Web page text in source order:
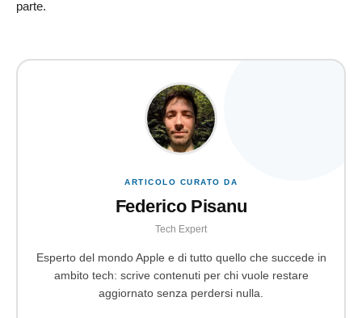
parte.
ARTICOLO CURATO DA
Federico Pisanu
Tech Expert
Esperto del mondo Apple e di tutto quello che succede in
ambito tech: scrive contenuti per chi vuole restare
aggiornato senza perdersi nulla.